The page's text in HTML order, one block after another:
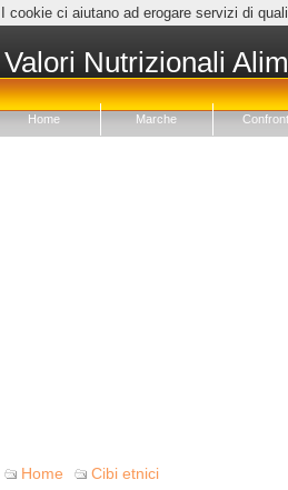
I cookie ci aiutano ad erogare servizi di
Valori Nutrizionali
Home Marche
Home Cibi etnici